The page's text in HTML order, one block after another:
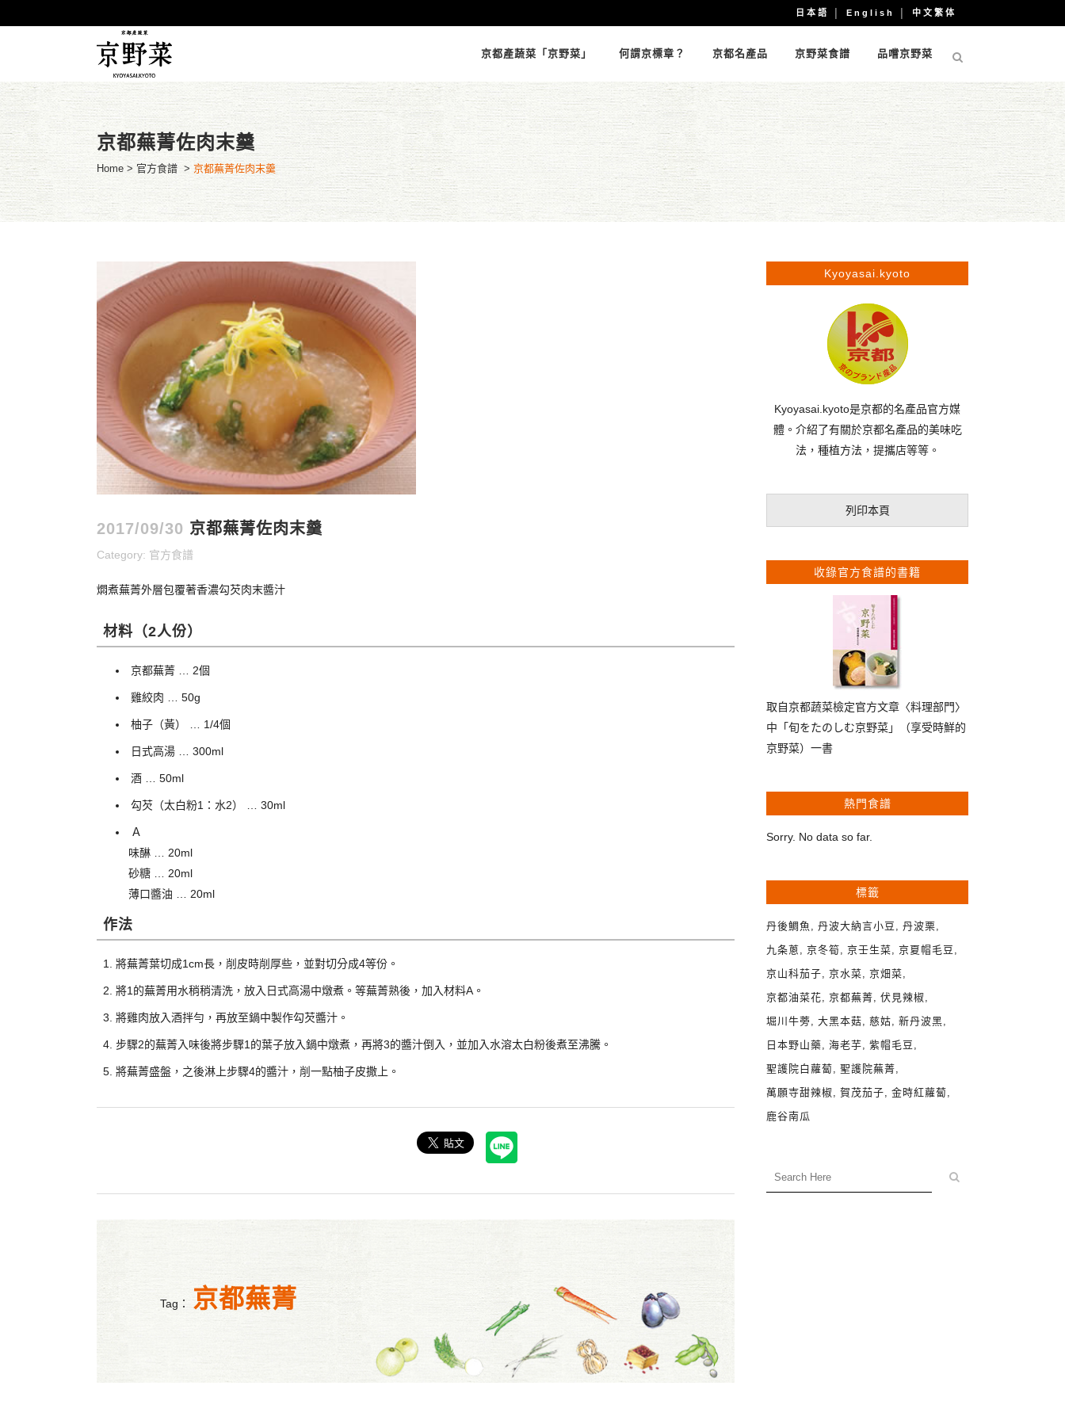
日本語 English 中文繁体
京都產蔬菜「京野菜」 何謂京標章？ 京都名產品 京野菜食譜 品嚐京野菜
京都蕪菁佐肉末羹
Home > 官方食譜 > 京都蕪菁佐肉末羹
2017/09/30 京都蕪菁佐肉末羹
Category: 官方食譜
燜煮蕪菁外層包覆著香濃勾芡肉末醬汁
材料（2人份）
京都蕪菁 … 2個
雞絞肉 … 50g
柚子（黃） … 1/4個
日式高湯 … 300ml
酒 … 50ml
勾芡（太白粉1：水2） … 30ml
Ａ
味醂 … 20ml
砂糖 … 20ml
薄口醬油 … 20ml
作法
將蕪菁葉切成1cm長，削皮時削厚些，並對切分成4等份。
將1的蕪菁用水稍稍清洗，放入日式高湯中燉煮。等蕪菁熟後，加入材料A。
將雞肉放入酒拌勻，再放至鍋中製作勾芡醬汁。
步驟2的蕪菁入味後將步驟1的葉子放入鍋中燉煮，再將3的醬汁倒入，並加入水溶太白粉後煮至沸騰。
將蕪菁盛盤，之後淋上步驟4的醬汁，削一點柚子皮撒上。
Tag： 京都蕪菁
Kyoyasai.kyoto
Kyoyasai.kyoto是京都的名產品官方媒
體。介紹了有關於京都名產品的美味吃
法，種植方法，提攜店等等。
列印本頁
收錄官方食譜的書籍
取自京都蔬菜檢定官方文章〈料理部門〉
中「旬をたのしむ京野菜」（享受時鮮的
京野菜）一書
熱門食譜
Sorry. No data so far.
標籤
丹後鯛魚 丹波大納言小豆
丹波栗
九条蔥
京冬筍 京壬生菜
京夏帽毛豆
京山科茄子
京水菜
京畑菜
京都油菜花
京都蕪菁
伏見辣椒
堀川牛蒡
大黑本菇 慈姑
新丹波黑
日本野山藥
海老芋
紫帽毛豆
聖護院白蘿蔔
聖護院蕪菁
萬願寺甜辣椒
賀茂茄子
金時紅蘿蔔
鹿谷南瓜